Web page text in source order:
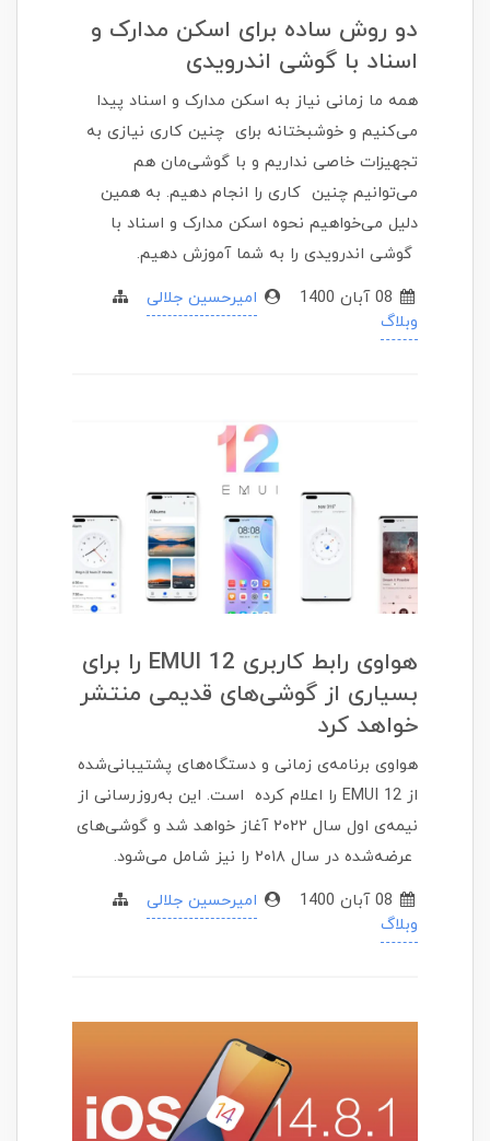
دو روش ساده برای اسکن مدارک و
اسناد با گوشی اندرویدی
همه ما زمانی نیاز به اسکن مدارک و اسناد پیدا
می‌کنیم و خوشبختانه برای چنین کاری نیازی به
تجهیزات خاصی نداریم و با گوشی‌مان هم
می‌توانیم چنین کاری را انجام دهیم. به همین
دلیل می‌خواهیم نحوه اسکن مدارک و اسناد با
گوشی اندرویدی را به شما آموزش دهیم.
امیرحسین جلالی
وبلاگ
هواوی رابط کاربری EMUI 12 را برای
بسیاری از گوشی‌های قدیمی منتشر
خواهد کرد
هواوی برنامه‌ی زمانی و دستگاه‌های پشتیبانی‌شده
از EMUI 12 را اعلام کرده است. این به‌روزرسانی از
نیمه‌ی اول سال ۲۰۲۲ آغاز خواهد شد و گوشی‌های
عرضه‌شده در سال ۲۰۱۸ را نیز شامل می‌شود.
امیرحسین جلالی
وبلاگ